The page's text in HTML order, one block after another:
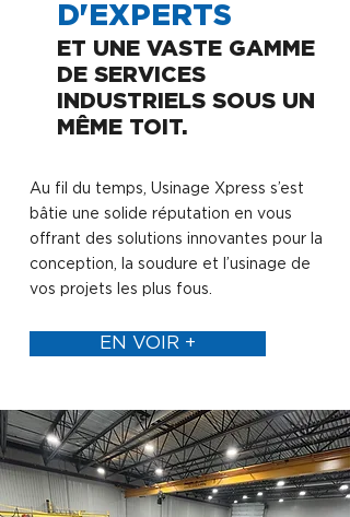
D'EXPERTS
ET UNE VASTE GAMME
DE SERVICES
INDUSTRIELS SOUS UN
MÊME TOIT.
Au fil du temps, Usinage Xpress s’est
bâtie une solide réputation en vous
offrant des solutions innovantes pour la
conception, la soudure et l’usinage de
vos projets les plus fous.
EN VOIR +